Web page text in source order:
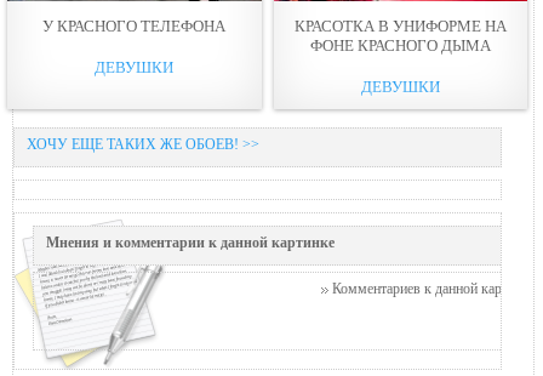
У КРАСНОГО ТЕЛЕФОНА
ДЕВУШКИ
КРАСОТКА В УНИФОРМЕ НА
ФОНЕ КРАСНОГО ДЫМА
ДЕВУШКИ
ХОЧУ ЕЩЕ ТАКИХ ЖЕ ОБОЕВ! >>
Мнения и комментарии к данной картинке
Комментариев к данной картинке